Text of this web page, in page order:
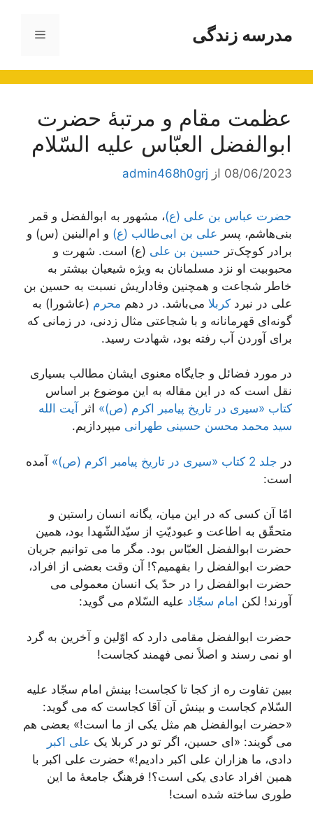
محتوامدرسه زندگی فهرست
عظمت مقام و مرتبۀ حضرت
ابوالفضل العبّاس علیه السّلام
08/06/2023 از admin468h0grj
حضرت عباس بن علی (ع)، مشهور به ابوالفضل و قمر
بنی‌هاشم، پسر علی بن ابی‌طالب (ع) و ام‌البنین (س) و
برادر کوچک‌تر حسین بن علی (ع) است. شهرت و
محبوبیت او نزد مسلمانان به ویژه شیعیان بیشتر به
خاطر شجاعت و همچنین وفاداریش نسبت به حسین بن
علی در نبرد کربلا می‌باشد. در دهم محرم (عاشورا) به
گونه‌ای قهرمانانه و با شجاعتی مثال زدنی، در زمانی که
برای آوردن آب رفته بود، شهادت رسید.
در مورد فضائل و جایگاه معنوی ایشان مطالب بسیاری
نقل است که در این مقاله به این موضوع بر اساس
کتاب «سیری در تاریخ پیامبر اکرم (ص)» اثر
آیت الله
سید محمد محسن حسینی طهرانی میپردازیم.
در جلد 2 کتاب «سیری در تاریخ پیامبر اکرم (ص)»
آمده
است:
امّا آن کسی که در این میان، یگانه انسان راستین و
متحقّق به اطاعت و عبودیّتِ از سیّدالشّهدا بود، همین
حضرت ابوالفضل العبّاس بود. مگر ما می توانیم جریان
حضرت ابوالفضل را بفهمیم؟! آن وقت بعضی از افراد،
حضرت ابوالفضل را در حدّ یک انسان معمولی می
آورند! لکن امام سجّاد علیه السّلام می گوید:
حضرت ابوالفضل مقامی دارد که اوّلین و آخرین به گرد
او نمی رسند و اصلاً نمی فهمند کجاست!
ببین تفاوت ره از کجا تا کجاست! بینش امام سجّاد علیه
السّلام کجاست و بینش آن آقا کجاست که می گوید:
«حضرت ابوالفضل هم مثل یکی از ما است!» بعضی هم
می گویند: «ای حسین، اگر تو در کربلا یک علی اکبر
دادی، ما هزاران علی اکبر دادیم!» حضرت علی اکبر با
همین افراد عادی یکی است؟! فرهنگ جامعۀ ما این
طوری ساخته شده است!